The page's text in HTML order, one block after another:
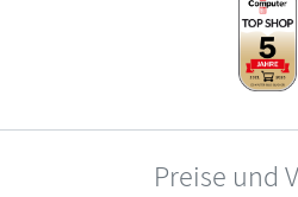
Preise und